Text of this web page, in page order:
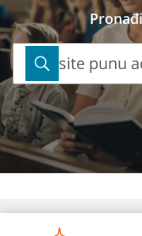
Unesite punu
Unesite
punu
adresu